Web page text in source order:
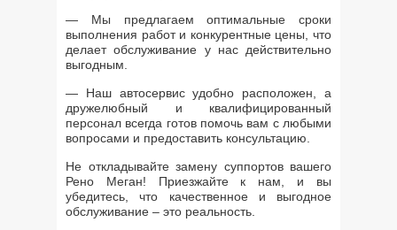
— Мы предлагаем оптимальные сроки
выполнения работ и конкурентные цены, что
делает обслуживание у нас действительно
выгодным.
— Наш автосервис удобно расположен, а
дружелюбный и квалифицированный
персонал всегда готов помочь вам с любыми
вопросами и предоставить консультацию.
Не откладывайте замену суппортов вашего
Рено Меган! Приезжайте к нам, и вы
убедитесь, что качественное и выгодное
обслуживание – это реальность.